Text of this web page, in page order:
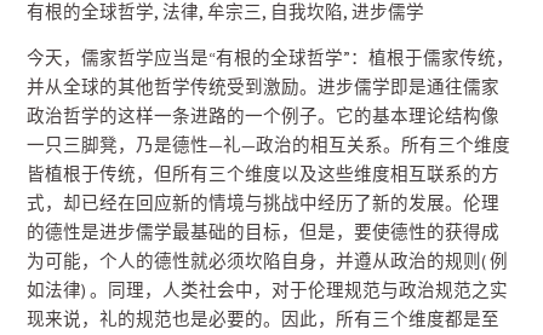
有根的全球哲学,法律,牟宗三, 自我坎陷,进步儒学
今天，儒家哲学应当是“有根的全球哲学”：植根于儒家传统，
并从全球的其他哲学传统受到激励。进步儒学即是通往儒家
政治哲学的这样一条进路的一个例子。它的基本理论结构像
一只三脚凳，乃是德性—礼—政治的相互关系。所有三个维度
皆植根于传统，但所有三个维度以及这些维度相互联系的方
式，却已经在回应新的情境与挑战中经历了新的发展。伦理
的德性是进步儒学最基础的目标，但是，要使德性的获得成
为可能，个人的德性就必须坎陷自身，并遵从政治的规则( 例
如法律) 。同理，人类社会中，对于伦理规范与政治规范之实
现来说，礼的规范也是必要的。因此，所有三个维度都是至